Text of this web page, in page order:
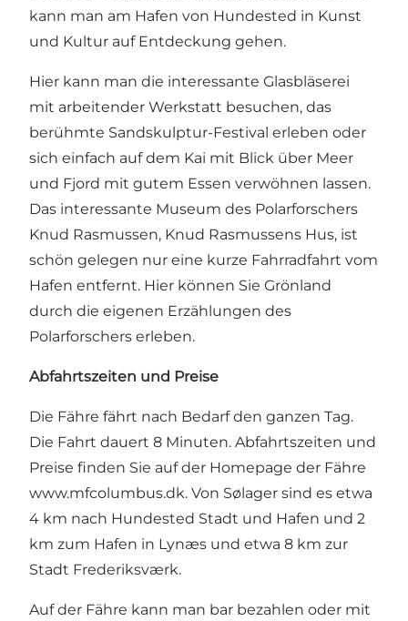
kann man am Hafen von Hundested in Kunst
und Kultur auf Entdeckung gehen.
Hier kann man die interessante Glasbläserei
mit arbeitender Werkstatt besuchen, das
berühmte Sandskulptur-Festival erleben oder
sich einfach auf dem Kai mit Blick über Meer
und Fjord mit gutem Essen verwöhnen lassen.
Das interessante Museum des Polarforschers
Knud Rasmussen, Knud Rasmussens Hus, ist
schön gelegen nur eine kurze Fahrradfahrt vom
Hafen entfernt. Hier können Sie Grönland
durch die eigenen Erzählungen des
Polarforschers erleben.
Abfahrtszeiten und Preise
Die Fähre fährt nach Bedarf den ganzen Tag.
Die Fahrt dauert 8 Minuten. Abfahrtszeiten und
Preise finden Sie auf der Homepage der Fähre
www.mfcolumbus.dk. Von Sølager sind es etwa
4 km nach Hundested Stadt und Hafen und 2
km zum Hafen in Lynæs und etwa 8 km zur
Stadt Frederiksværk.
Auf der Fähre kann man bar bezahlen oder mit